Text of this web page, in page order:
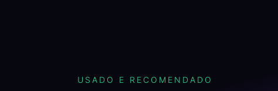
USADO E RECOMENDADO